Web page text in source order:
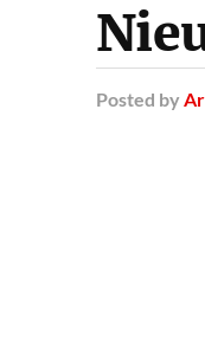
Posted by